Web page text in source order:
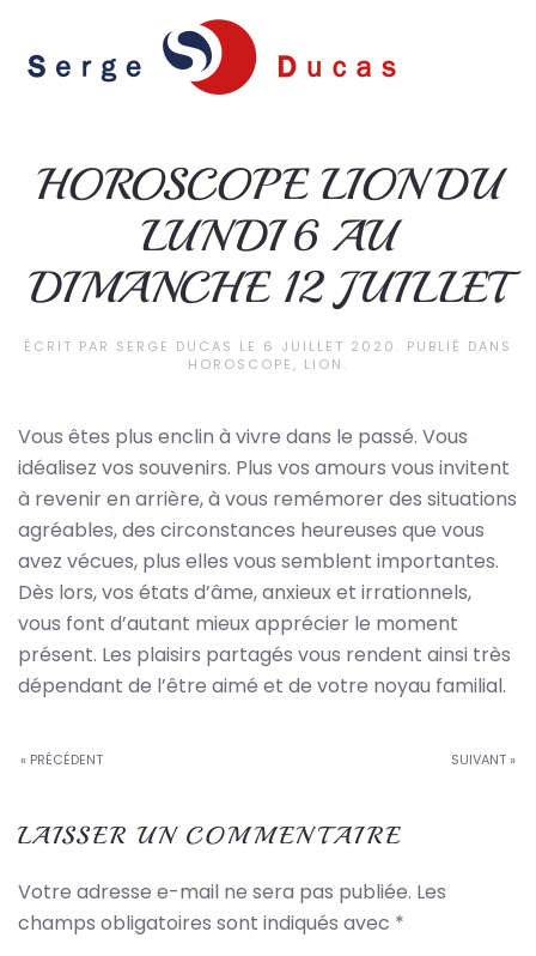
Skip to main content
HOROSCOPE LION DU
LUNDI 6 AU
DIMANCHE 12 JUILLET
ÉCRIT PAR SERGE DUCAS LE 6 JUILLET 2020 . PUBLIÉ DANS
HOROSCOPE, LION .
Vous êtes plus enclin à vivre dans le passé. Vous
idéalisez vos souvenirs. Plus vos amours vous invitent
à revenir en arrière, à vous remémorer des situations
agréables, des circonstances heureuses que vous
avez vécues, plus elles vous semblent importantes.
Dès lors, vos états d’âme, anxieux et irrationnels,
vous font d’autant mieux apprécier le moment
présent. Les plaisirs partagés vous rendent ainsi très
dépendant de l’être aimé et de votre noyau familial.
« PRÉCÉDENT SUIVANT »
LAISSER UN COMMENTAIRE
Votre adresse e-mail ne sera pas publiée. Les
champs obligatoires sont indiqués avec *